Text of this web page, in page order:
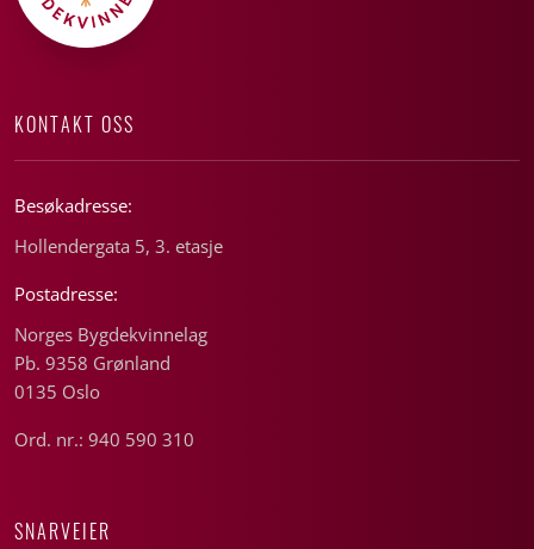
KONTAKT OSS
Besøkadresse:
Hollendergata 5, 3. etasje
Postadresse:
Norges Bygdekvinnelag
Pb. 9358 Grønland
0135 Oslo
Ord. nr.: 940 590 310
SNARVEIER